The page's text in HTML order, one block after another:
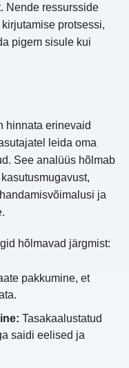
Nende ressursside
protsessi,
pigem sisule kui
hinnata erinevaid
leida oma
See analüüs hõlmab
ja
hõlmavad järgmist:
pakkumine, et
Tasakaalustatud
saidi eelised ja